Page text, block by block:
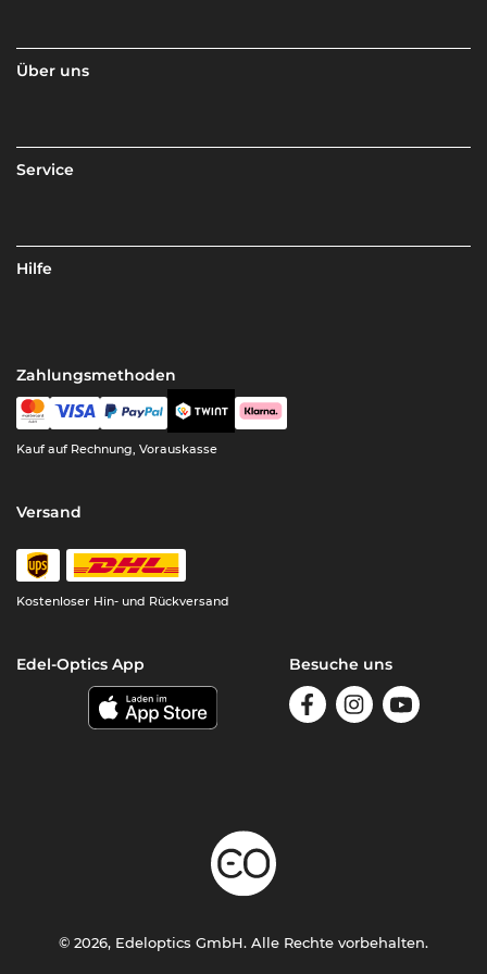
Über uns
Service
Hilfe
Zahlungsmethoden
Kauf auf Rechnung, Vorauskasse
Versand
Kostenloser Hin- und Rückversand
Edel-Optics App Besuche uns
© 2026, Edeloptics GmbH. Alle Rechte vorbehalten.